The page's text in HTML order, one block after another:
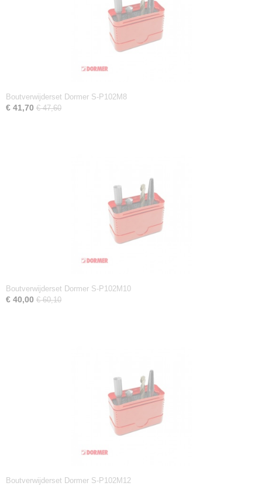
Boutverwijderset Dormer S-P102M8
€ 41,70 € 47,60
Boutverwijderset Dormer S-P102M10
€ 40,00 € 60,10
Boutverwijderset Dormer S-P102M12